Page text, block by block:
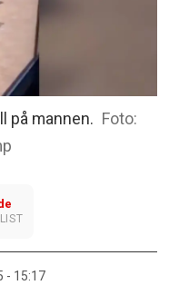
på mannen.
- 15:17